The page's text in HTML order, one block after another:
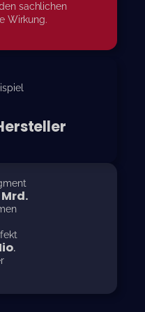
sachlichen
Wirkung.
Mrd.
.